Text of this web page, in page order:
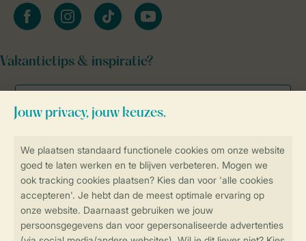
Veilig en snel online boeken
Veilige gegevensoverdracht
Veilige betaling
facebookinstagramtiktok youtube
Vakantietips & inspiratie?